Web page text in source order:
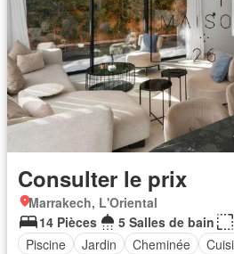
Consulter le prix
Marrakech, L'Oriental
14 Pièces
5 Salles de bain
Piscine
Jardin Cheminée